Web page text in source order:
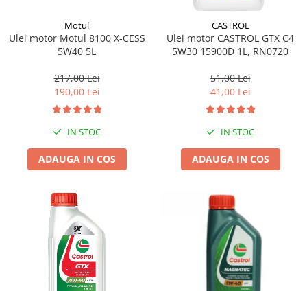
Motul
Ulei motor Motul 8100 X-CESS
5W40 5L
217,00 Lei
190,00 Lei
IN STOC
ADAUGA IN COS
CASTROL
Ulei motor CASTROL GTX C4
5W30 15900D 1L, RN0720
51,00 Lei
41,00 Lei
IN STOC
ADAUGA IN COS